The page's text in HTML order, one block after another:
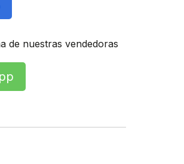
de nuestras vendedoras